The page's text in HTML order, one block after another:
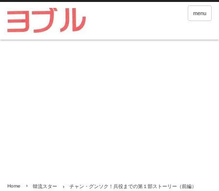
menu
Home 韓流スター チャン・グンソク！兵役までの第１部ストーリー（前編）